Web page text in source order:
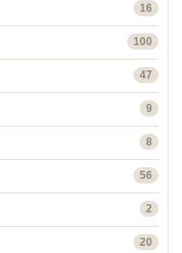
16
100
47
9
8
56
2
20